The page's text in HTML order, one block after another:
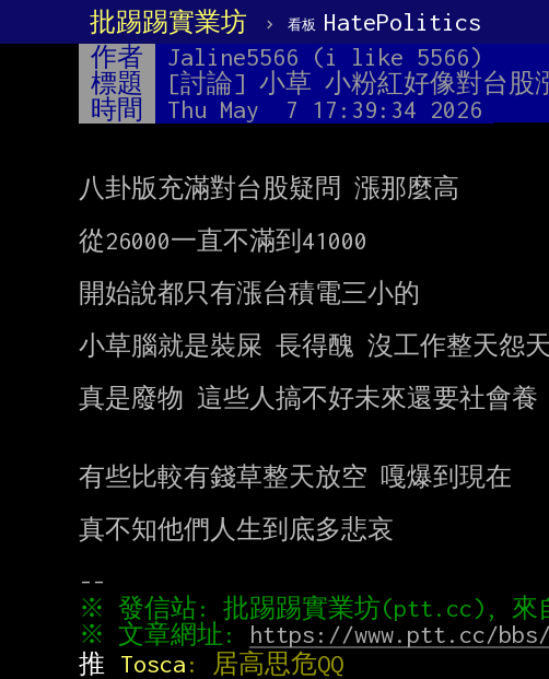
批踢踢實業坊 › 看板 HatePolitics
作者
Jaline5566 (i like 5566)
標題
[討論] 小草 小粉紅好像對台股
時間
Thu May  7 17:39:34 2026
八卦版充滿對台股疑問 漲那麼高
從26000一直不滿到41000
開始說都只有漲台積電三小的
小草腦就是裝屎 長得醜 沒工作整天怨
真是廢物 這些人搞不好未來還要社會養
有些比較有錢草整天放空 嘎爆到現在
真不知他們人生到底多悲哀
※ 文章網址: https://www.ptt.cc/bbs/
推
Tosca: 居高思危QQ